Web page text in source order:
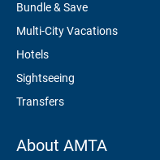
Bundle & Save
Multi-City Vacations
Hotels
Sightseeing
Transfers
About AMTA